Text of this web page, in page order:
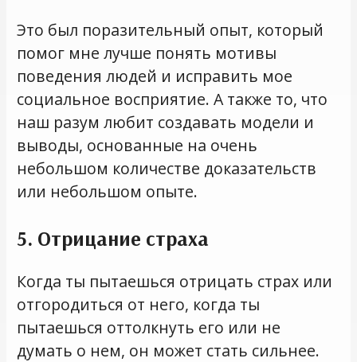
Это был поразительный опыт, который
помог мне лучше понять мотивы
поведения людей и исправить мое
социальное восприятие. А также то, что
наш разум любит создавать модели и
выводы, основанные на очень
небольшом количестве доказательств
или небольшом опыте.
5. Отрицание страха
Когда ты пытаешься отрицать страх или
отгородиться от него, когда ты
пытаешься оттолкнуть его или не
думать о нем, он может стать сильнее.